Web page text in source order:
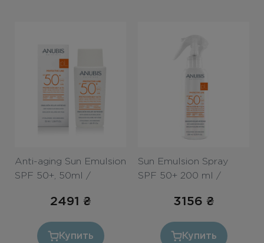
Anti-aging Sun Emulsion
SPF 50+, 50ml /
Anti-aging эффектом
2491 ₴
Купить
Sun Emulsion Spray
SPF 50+ 200 ml /
спрей для лица и тела
200ml
3156 ₴
Купить